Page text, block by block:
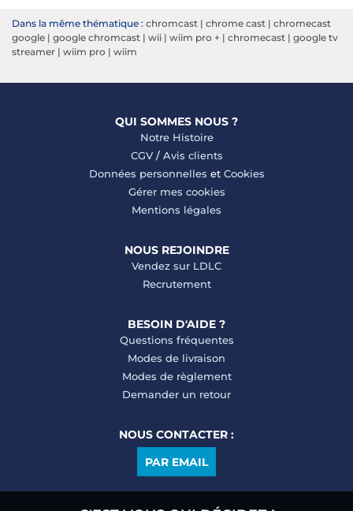
Dans la même thématique : chromcast | chrome cast | chromecast
google | google chromcast | wii | wiim pro + | chromecast | google tv
streamer | wiim pro | wiim
QUI SOMMES NOUS ?
Notre Histoire
CGV/ Avis clients
Données personnelles et Cookies
Gérer mes cookies
Mentions légales
NOUS REJOINDRE
Vendez sur LDLC
Recrutement
BESOIN D'AIDE ?
Questions fréquentes
Modes de livraison
Modes de règlement
Demander un retour
NOUS CONTACTER :
PAR EMAIL